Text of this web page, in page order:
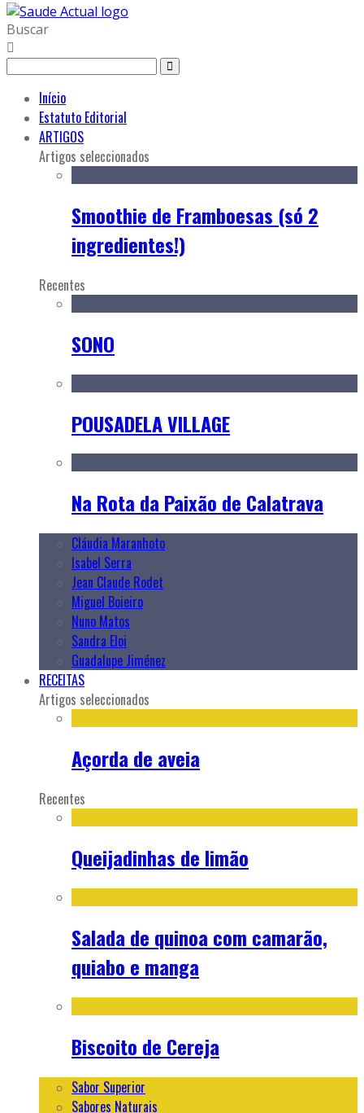
Buscar
Início
Estatuto Editorial
ARTIGOS
Artigos seleccionados
Smoothie de Framboesas (só 2
ingredientes!)
Recentes
SONO
POUSADELA VILLAGE
Na Rota da Paixão de Calatrava
Cláudia Maranhoto
Isabel Serra
Jean Claude Rodet
Miguel Boieiro
Nuno Matos
Sandra Eloi
Guadalupe Jiménez
RECEITAS
Artigos seleccionados
Açorda de aveia
Recentes
Queijadinhas de limão
Salada de quinoa com camarão,
quiabo e manga
Biscoito de Cereja
Sabor Superior
Sabores Naturais